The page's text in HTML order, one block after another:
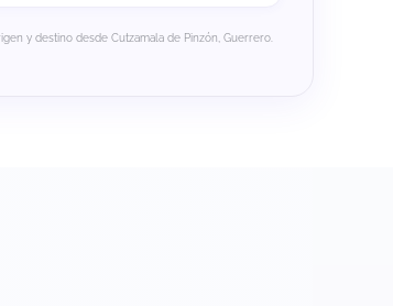
y destino desde Cutzamala de Pinzón, Guerrero.